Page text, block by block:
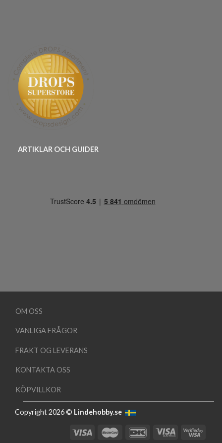
ARTIKLAR OCH GUIDER
OM OSS
VANLIGA FRÅGOR
FRAKT OG LEVERANS
KONTAKTA OSS
KÖPVILLKOR
Copyright 2026 © Lindehobby.se